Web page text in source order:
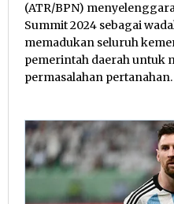
(ATR/BPN)
Summit 2024 sebagai
memadukan seluruh
pemerintah daerah untuk
permasalahan pertanahan.